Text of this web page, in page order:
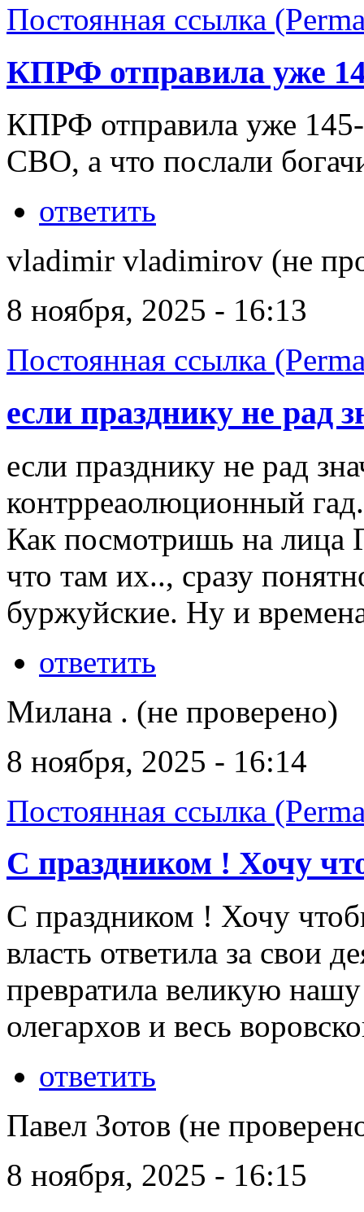
Постоянная ссылка
КПРФ отправила уже
КПРФ отправила уже
СВО, а что послали
ответить
vladimir vladimirov (не
8 ноября, 2025 - 16:13
Постоянная ссылка
если празднику не рад
если празднику не рад
контрреаолюционный
Как посмотришь на лица
что там их.., сразу
буржуйские. Ну и
ответить
Милана . (не проверено)
8 ноября, 2025 - 16:14
Постоянная ссылка
С праздником ! Хочу
С праздником ! Хочу
власть ответила за свои
превратила великую
олегархов и весь
ответить
Павел Зотов (не
8 ноября, 2025 - 16:15